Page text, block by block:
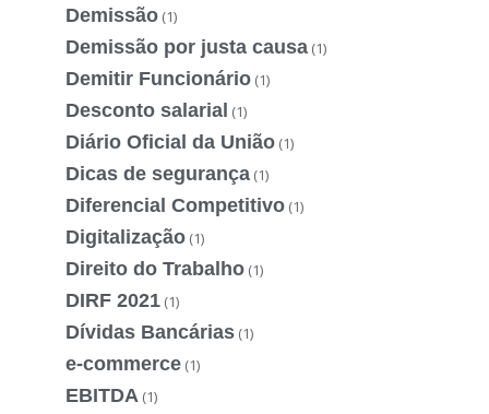
Demissão (1)
Demissão por justa causa (1)
Demitir Funcionário (1)
Desconto salarial (1)
Diário Oficial da União (1)
Dicas de segurança (1)
Diferencial Competitivo (1)
Digitalização (1)
Direito do Trabalho (1)
DIRF 2021 (1)
Dívidas Bancárias (1)
e-commerce (1)
EBITDA (1)